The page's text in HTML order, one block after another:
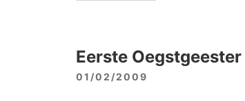
Eerste
01/02/2009